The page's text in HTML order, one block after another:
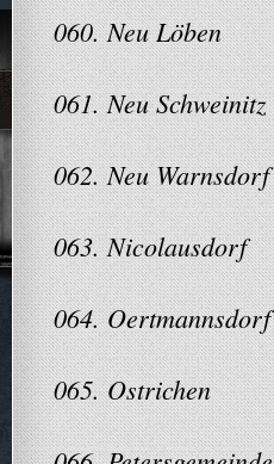
060. Neu Löben
061. Neu Schweinitz
062. Neu Warnsdorf
063. Nicolausdorf
064. Oertmannsdorf
065. Ostrichen